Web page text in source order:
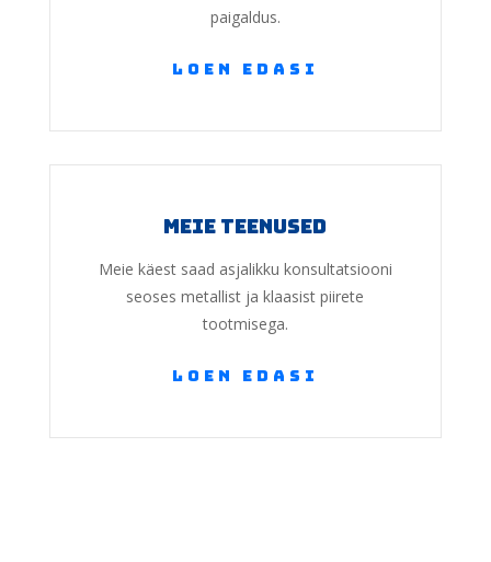
paigaldus.
loen edasi
meie teenused
Meie käest saad asjalikku konsultatsiooni
seoses metallist ja klaasist piirete
tootmisega.
loen edasi